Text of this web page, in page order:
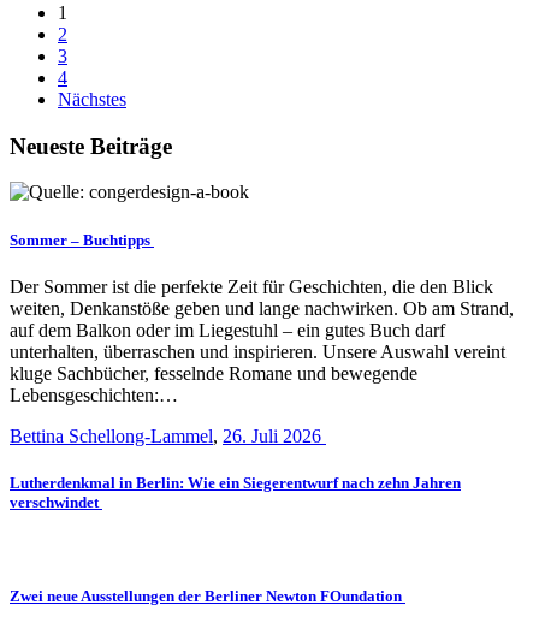
1
2
3
4
Nächstes
Neueste Beiträge
Sommer – Buchtipps
Der Sommer ist die perfekte Zeit für Geschichten, die den Blick
weiten, Denkanstöße geben und lange nachwirken. Ob am Strand,
auf dem Balkon oder im Liegestuhl – ein gutes Buch darf
unterhalten, überraschen und inspirieren. Unsere Auswahl vereint
kluge Sachbücher, fesselnde Romane und bewegende
Lebensgeschichten:…
Bettina Schellong-Lammel, 26. Juli 2026
Lutherdenkmal in Berlin: Wie ein Siegerentwurf nach zehn Jahren
verschwindet
Zwei neue Ausstellungen der Berliner Newton FOundation